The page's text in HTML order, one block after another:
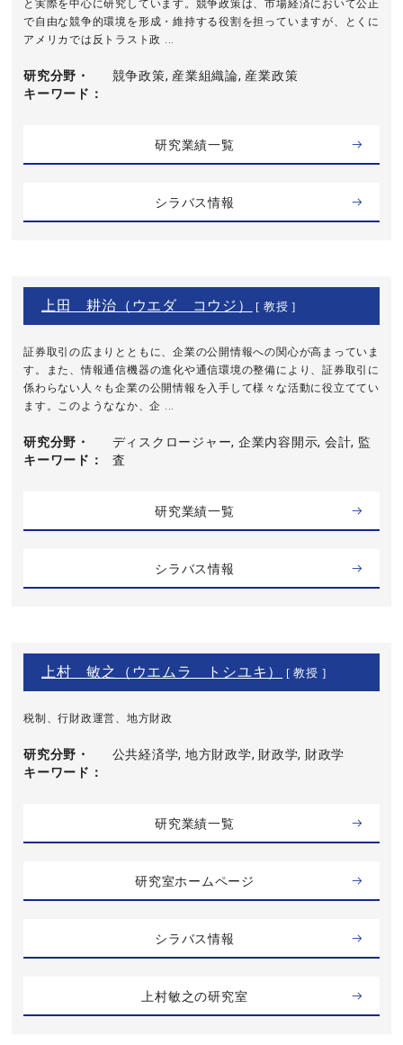
と実際を中心に研究しています。競争政策は、市場経済において公正
で自由な競争的環境を形成・維持する役割を担っていますが、とくに
アメリカでは反トラスト政 ...
研究分野・
キーワード
競争政策, 産業組織論, 産業政策
研究業績一覧
シラバス情報
上田 耕治（ウエダ コウジ） [ 教授 ]
証券取引の広まりとともに、企業の公開情報への関心が高まっていま
す。また、情報通信機器の進化や通信環境の整備により、証券取引に
係わらない人々も企業の公開情報を入手して様々な活動に役立ててい
ます。このようななか、企 ...
研究分野・
キーワード
ディスクロージャー, 企業内容開示, 会計, 監
査
研究業績一覧
シラバス情報
上村 敏之（ウエムラ トシユキ） [ 教授 ]
税制、行財政運営、地方財政
研究分野・
キーワード
公共経済学, 地方財政学, 財政学, 財政学
研究業績一覧
研究室ホームページ
シラバス情報
上村敏之の研究室